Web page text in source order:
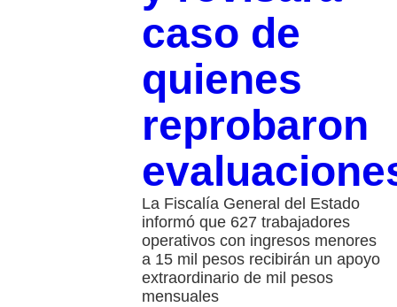
caso de
quienes
reprobaron
La Fiscalía General del Estado
informó que 627 trabajadores
operativos con ingresos menores
a 15 mil pesos recibirán un apoyo
extraordinario de mil pesos
mensuales